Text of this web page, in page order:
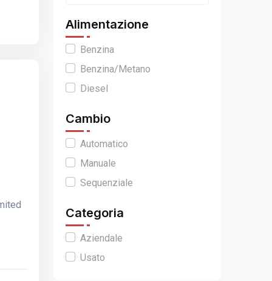
Alimentazione
Benzina
Benzina/Metano
Diesel
Cambio
Automatico
Manuale
Sequenziale
Categoria
Aziendale
Usato